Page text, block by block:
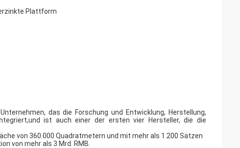
Plattform
das die Forschung und Entwicklung, Herstellung,
ist auch einer der ersten vier Hersteller, die die
von 360.000 Quadratmetern und mit mehr als 1.200 Sätzen
von mehr als 3 Mrd. RMB.